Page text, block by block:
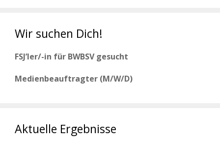
Wir suchen Dich!
FSJ’ler/-in für BWBSV gesucht
Medienbeauftragter (M/W/D)
Aktuelle Ergebnisse